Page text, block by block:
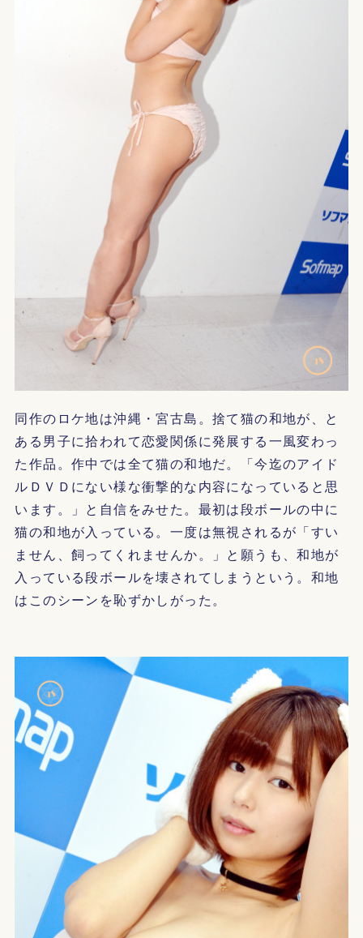
同作のロケ地は沖縄・宮古島。捨て猫の和地が、と
ある男子に拾われて恋愛関係に発展する一風変わっ
た作品。作中では全て猫の和地だ。「今迄のアイド
ルＤＶＤにない様な衝撃的な内容になっていると思
います。」と自信をみせた。最初は段ボールの中に
猫の和地が入っている。一度は無視されるが「すい
ません、飼ってくれませんか。」と願うも、和地が
入っている段ボールを壊されてしまうという。和地
はこのシーンを恥ずかしがった。